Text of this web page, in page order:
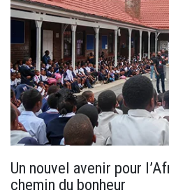
Un nouvel avenir pour
chemin du bonheur